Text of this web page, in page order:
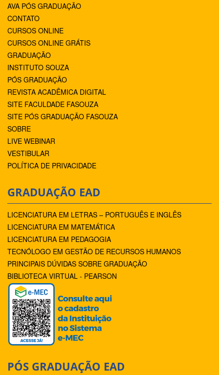
AVA PÓS GRADUAÇÃO
CONTATO
CURSOS ONLINE
CURSOS ONLINE GRÁTIS
GRADUAÇÃO
INSTITUTO SOUZA
PÓS GRADUAÇÃO
REVISTA ACADÊMICA DIGITAL
SITE FACULDADE FASOUZA
SITE PÓS GRADUAÇÃO FASOUZA
SOBRE
LIVE WEBINAR
VESTIBULAR
POLÍTICA DE PRIVACIDADE
GRADUAÇÃO EAD
LICENCIATURA EM LETRAS – PORTUGUÊS E INGLÊS
LICENCIATURA EM MATEMÁTICA
LICENCIATURA EM PEDAGOGIA
TECNÓLOGO EM GESTÃO DE RECURSOS HUMANOS
PRINCIPAIS DÚVIDAS SOBRE GRADUAÇÃO
BIBLIOTECA VIRTUAL - PEARSON
PÓS GRADUAÇÃO EAD